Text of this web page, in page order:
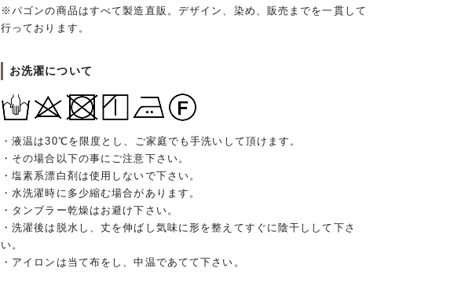
※パゴンの商品はすべて製造直販。デザイン、染め、販売までを一貫して
行っております。
お洗濯について
・液温は30℃を限度とし、ご家庭でも手洗いして頂けます。
・その場合以下の事にご注意下さい。
・塩素系漂白剤は使用しないで下さい。
・水洗濯時に多少縮む場合があります。
・タンブラー乾燥はお避け下さい。
・洗濯後は脱水し、丈を伸ばし気味に形を整えてすぐに陰干しして下さ
い。
・アイロンは当て布をし、中温であてて下さい。